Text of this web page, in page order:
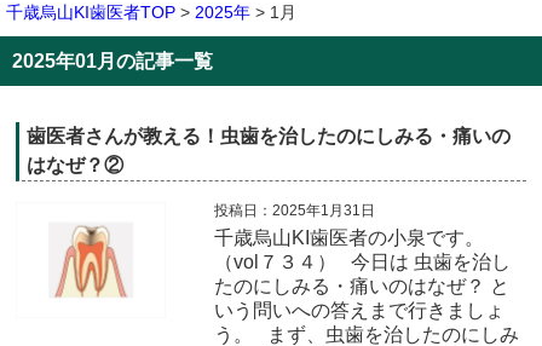
千歳烏山KI歯医者TOP > 2025年 > 1月
2025年01月の記事一覧
歯医者さんが教える！虫歯を治したのにしみる・痛いの
はなぜ？②
投稿日：2025年1月31日
千歳烏山KI歯医者の小泉です。
（vol７３４） 今日は 虫歯を治し
たのにしみる・痛いのはなぜ？​ と
いう問いへの答えまで行きましょ
う。 まず、虫歯を治したのにしみ